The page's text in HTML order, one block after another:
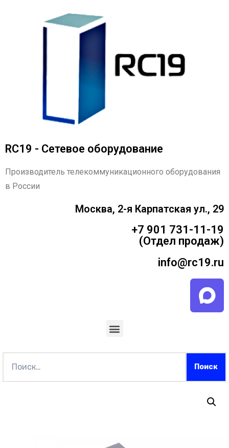
RC19 - Сетевое оборудование
Производитель телекоммуникационного оборудования
в России
Москва, 2-я Карпатская ул., 29
+7 901 731-11-19
(Отдел продаж)
info@rc19.ru